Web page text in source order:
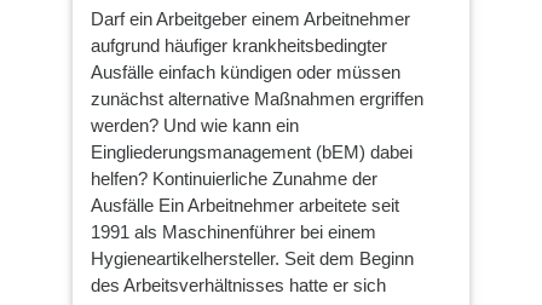
Darf ein Arbeitgeber einem Arbeitnehmer
aufgrund häufiger krankheitsbedingter
Ausfälle einfach kündigen oder müssen
zunächst alternative Maßnahmen ergriffen
werden? Und wie kann ein
Eingliederungsmanagement (bEM) dabei
helfen? Kontinuierliche Zunahme der
Ausfälle Ein Arbeitnehmer arbeitete seit
1991 als Maschinenführer bei einem
Hygieneartikelhersteller. Seit dem Beginn
des Arbeitsverhältnisses hatte er sich